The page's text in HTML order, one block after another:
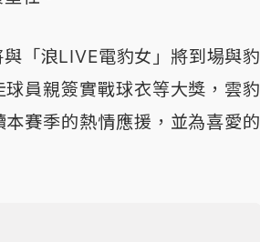
「浪LIVE電豹女」將到場與豹
員親簽實戰球衣等大獎，雲豹
賽季的熱情應援，並為喜愛的